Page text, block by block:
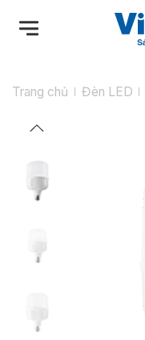
qua
dungTrang chủ Đèn LED